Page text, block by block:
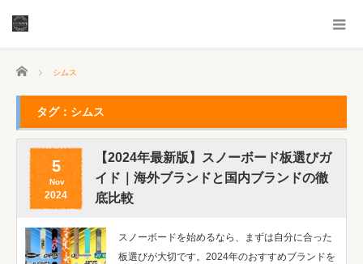
ホーム シムス
タグ：シムス
5
Nov
2024
【2024年最新版】スノーボード板選びガ
イド｜海外ブランドと国内ブランドの徹
底比較
スノーボードを始めるなら、まずは自分に合った
板選びが大切です。2024年のおすすめブランドを